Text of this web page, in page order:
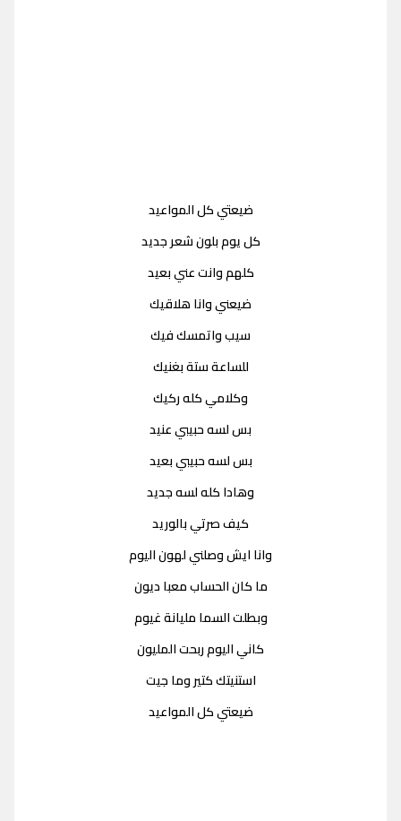
ضيعتي كل المواعيد
كل يوم بلون شعر جديد
كلهم وانت عني بعيد
ضيعني وانا هلاقيك
سيب واتمسك فيك
للساعة ستة بغنيك
وكلامي كله ركيك
بس لسه حبيبي عنيد
بس لسه حبيبي بعيد
وهادا كله لسه جديد
كيف صرتي بالوريد
وانا ايش وصلني لهون اليوم
ما كان الحساب معبا ديون
وبطلت السما مليانة غيوم
كاني اليوم ربحت المليون
استنيتك كتير وما جيت
ضيعتي كل المواعيد